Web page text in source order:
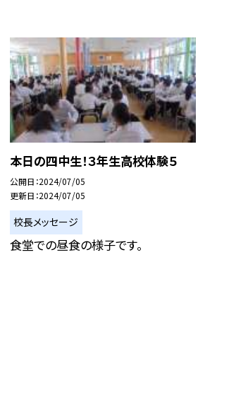
本日の四中生！３年生高校体験５
公開日 2024/07/05
更新日 2024/07/05
校長メッセージ
食堂での昼食の様子です。